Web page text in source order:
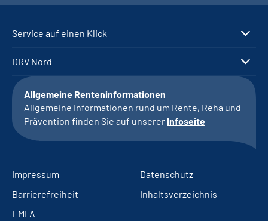
Service auf einen Klick
DRV Nord
Allgemeine Renteninformationen
Allgemeine Informationen rund um Rente, Reha und
Prävention finden Sie auf unserer Infoseite
Impressum
Datenschutz
Barrierefreiheit
Inhaltsverzeichnis
EMFA